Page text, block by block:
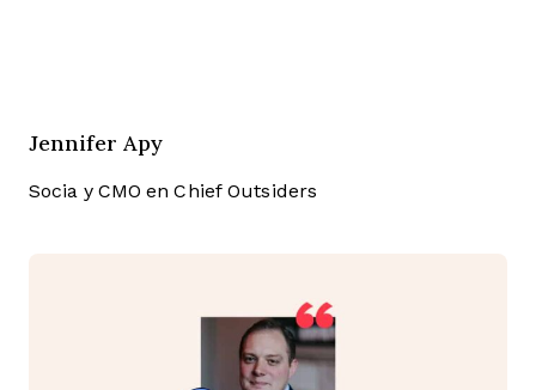
Jennifer Apy
Socia y CMO en Chief Outsiders